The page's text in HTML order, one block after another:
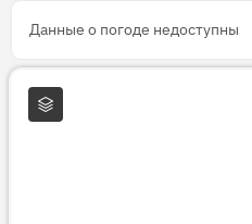
Данные о погоде недоступны